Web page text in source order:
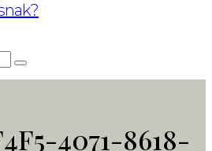
Submit
4071-8618-